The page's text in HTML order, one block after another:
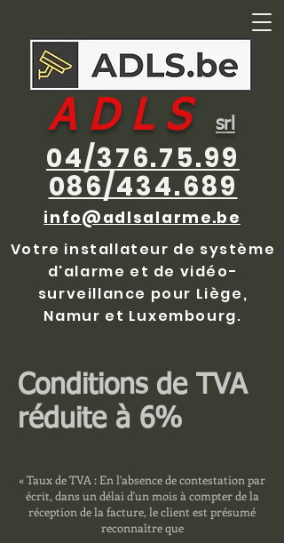
A D L S srl
04/376.75.99
086/434.689
Votre installateur de système
d'alarme et de vidéo-
surveillance pour Liège,
Namur et Luxembourg.
info@adlsalarme.be
Conditions de TVA
réduite à 6%
« Taux de TVA : En l'absence de contestation par
écrit, dans un délai d'un mois à compter de la
réception de la facture, le client est présumé
reconnaître que